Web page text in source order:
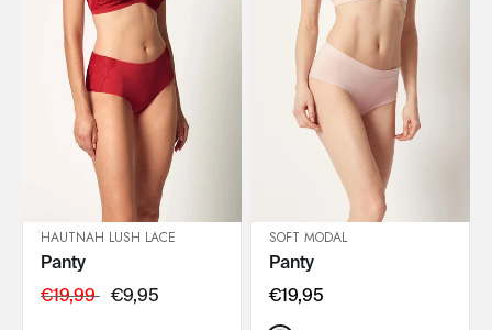
IN DEN WARENKORB
HAUTNAH LUSH LACE
Panty
€19,99 €9,95
IN DEN WARENKORB
SOFT MODAL
Panty
€19,95